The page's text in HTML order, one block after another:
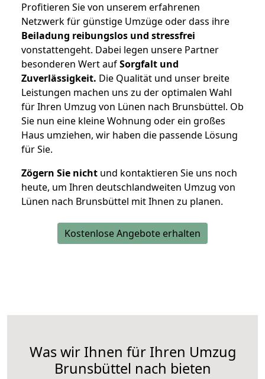
Profitieren Sie von unserem erfahrenen
Netzwerk für günstige Umzüge oder dass ihre
Beiladung reibungslos und stressfrei
vonstattengeht. Dabei legen unsere Partner
besonderen Wert aufSorgfalt und
Zuverlässigkeit. Die Qualität und unser breite
Leistungen machen uns zu der optimalen Wahl
für Ihren Umzug von Lünen nach Brunsbüttel. Ob
Sie nun eine kleine Wohnung oder ein großes
Haus umziehen, wir haben die passende Lösung
für Sie.
Zögern Sie nicht und kontaktieren Sie uns noch
heute, um Ihren deutschlandweiten Umzug von
Lünen nach Brunsbüttel mit Ihnen zu planen.
Kostenlose Angebote erhalten
Was wir Ihnen für Ihren Umzug
Brunsbüttel nach bieten